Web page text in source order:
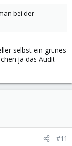
bei der
selbst ein grünes
ja das Audit
#11